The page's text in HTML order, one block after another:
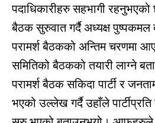
पदाधिकारीहरु सहभागी
बैठक सुरुवात गर्दै अध्यक्ष पुष्पकमल
परामर्श बैठकको अन्तिम चरणमा
समितिको बैठकको तयारी लाग्ने
परामर्श बैठक सकिदा पार्टी र
भएको उल्लेख गर्दै उहाँले